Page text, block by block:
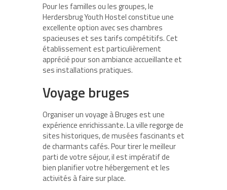
Pour les familles ou les groupes, le
Herdersbrug Youth Hostel constitue une
excellente option avec ses chambres
spacieuses et ses tarifs compétitifs. Cet
établissement est particulièrement
apprécié pour son ambiance accueillante et
ses installations pratiques.
Voyage bruges
Organiser unvoyage à Brugesest une
expérience enrichissante. La ville regorge de
sites historiques, de musées fascinants et
de charmants cafés. Pour tirer le meilleur
parti de votre séjour, il est impératif de
bien planifier votre hébergement et les
activités à faire sur place.